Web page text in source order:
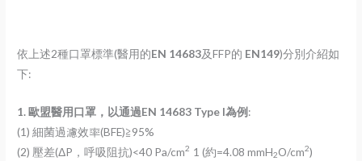
依上述2種口罩標準(醫用的EN 14683及FFP的 EN149)分別介紹如
下:
1.歐盟醫用口罩，以通過EN 14683 Type I為例:
(1) 細菌過濾效率(BFE)≧95%
(2) 壓差(ΔP，呼吸阻抗)<40 Pa/cm2 1 (約=4.08 mmH2O/cm2)